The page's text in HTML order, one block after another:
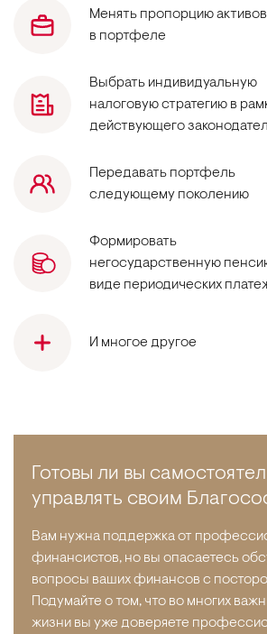
Менять пропорцию активов
в портфеле
Выбрать индивидуальную
налоговую стратегию в
действующего
Передавать портфель
следующему поколению
Формировать
негосударственную
виде периодических
И многое другое
Готовы ли вы
управлять своим
Вам нужна поддержка от
финансистов, но вы опасаетесь
вопросы ваших финансов с
Подумайте о том, что во многих
жизни вы уже доверяете